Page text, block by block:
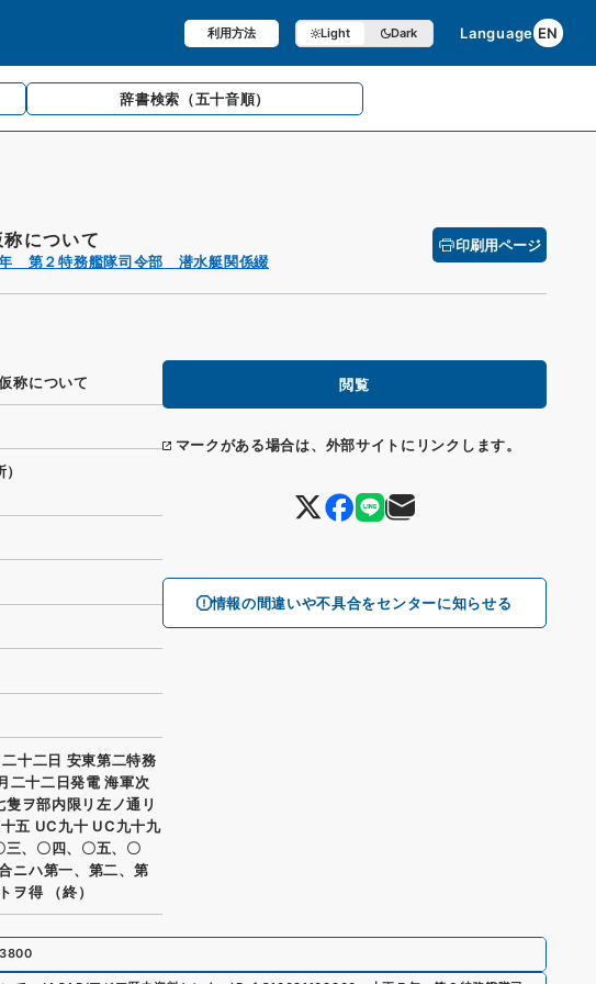
利用方法 Light Dark Language EN
辞書検索 （五十音順）
について
第２特務艦隊司令部 潜水艇関係綴
印刷用ページ
閲覧
マークがある場合は、外部サイトにリンクします。
情報の間違いや不具合をセンターに知らせる
称について
十二日 安東第二特務
二十二日発電 海軍次
ヲ部内限リ左ノ通リ
五 UC九十 UC九十九
、〇四、〇五、〇
ニハ第一、第二、第
ヲ得 （終）